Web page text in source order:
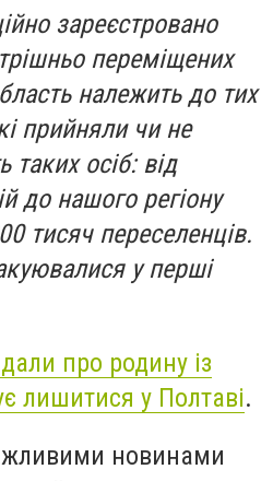
зареєстровано
переміщених
належить до тих
прийняли чи не
таких осіб: від
до нашого регіону
тисяч переселенців.
у перші
про родину із
лишитися у Полтаві.
новинами